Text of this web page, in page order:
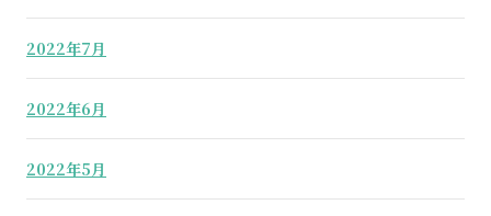
2022年7月
2022年6月
2022年5月